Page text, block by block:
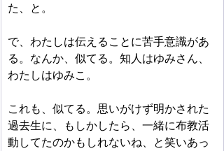
た、と。
で、わたしは伝えることに苦手意識があ
る。なんか、似てる。知人はゆみさん、
わたしはゆみこ。
これも、似てる。思いがけず明かされた
過去生に、もしかしたら、一緒に布教活
動してたのかもしれないね、と笑いあっ